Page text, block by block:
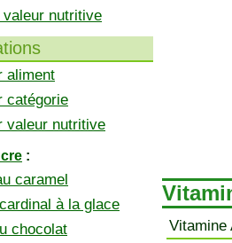
nutritive
aliment
catégorie
valeur nutritive
:
caramel
à la glace
chocolat
Vitamine